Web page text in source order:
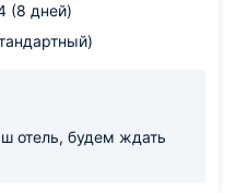
(8 дней)
отель, будем ждать